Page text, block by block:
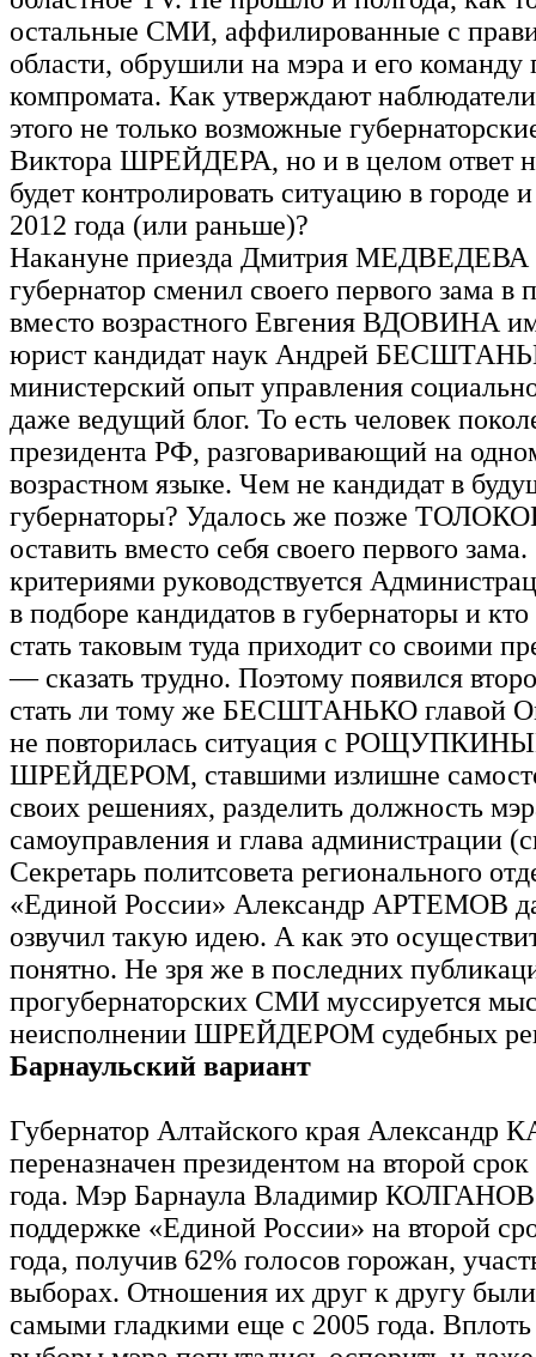
остальные СМИ, аффилированные с
области, обрушили на мэра и его команду
компромата. Как утверждают
этого не только возможные
Виктора ШРЕЙДЕРА, но и в целом ответ
будет контролировать ситуацию в городе
2012 года (или раньше)?
Накануне приезда Дмитрия МЕДВЕДЕВА
губернатор сменил своего первого зама в
вместо возрастного Евгения ВДОВИНА
юрист кандидат наук Андрей
министерский опыт управления
даже ведущий блог. То есть человек
президента РФ, разговаривающий на
возрастном языке. Чем не кандидат в
губернаторы? Удалось же позже
оставить вместо себя своего первого
критериями руководствуется
в подборе кандидатов в губернаторы и
стать таковым туда приходит со своими
— сказать трудно. Поэтому появился
стать ли тому же БЕСШТАНЬКО главой
не повторилась ситуация с
ШРЕЙДЕРОМ, ставшими излишне
своих решениях, разделить должность
самоуправления и глава администрации
Секретарь политсовета регионального
«Единой России» Александр АРТЕМОВ
озвучил такую идею. А как это
понятно. Не зря же в последних
прогубернаторских СМИ муссируется
неисполнении ШРЕЙДЕРОМ судебных
Барнаульский вариант
Губернатор Алтайского края Александр
переназначен президентом на второй срок
года. Мэр Барнаула Владимир КОЛГАНОВ
поддержке «Единой России» на второй
года, получив 62% голосов горожан,
выборах. Отношения их друг к другу
самыми гладкими еще с 2005 года. Вплоть